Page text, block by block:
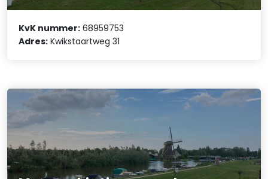
KvK nummer: 68959753
Adres: Kwikstaartweg 31